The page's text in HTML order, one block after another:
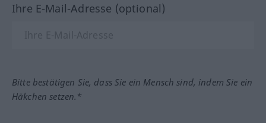
Ihre E-Mail-Adresse (optional)
Bitte bestätigen Sie, dass Sie ein Mensch sind, indem Sie ein
Häkchen setzen.*